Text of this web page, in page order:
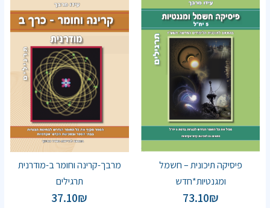
פיסיקה תיכונית – חשמל
ומגנטיות*חדש
73.10₪
מרבך-קרינה וחומר ב-מודרנית
תרגילים
37.10₪